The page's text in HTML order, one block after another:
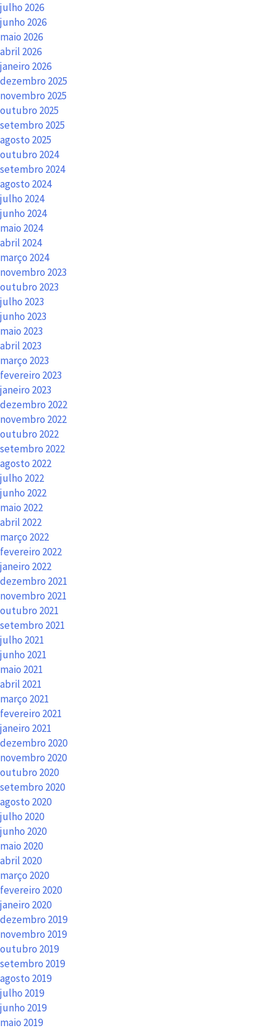
julho 2026
junho 2026
maio 2026
abril 2026
janeiro 2026
dezembro 2025
novembro 2025
outubro 2025
setembro 2025
agosto 2025
outubro 2024
setembro 2024
agosto 2024
julho 2024
junho 2024
maio 2024
abril 2024
março 2024
novembro 2023
outubro 2023
julho 2023
junho 2023
maio 2023
abril 2023
março 2023
fevereiro 2023
janeiro 2023
dezembro 2022
novembro 2022
outubro 2022
setembro 2022
agosto 2022
julho 2022
junho 2022
maio 2022
abril 2022
março 2022
fevereiro 2022
janeiro 2022
dezembro 2021
novembro 2021
outubro 2021
setembro 2021
julho 2021
junho 2021
maio 2021
abril 2021
março 2021
fevereiro 2021
janeiro 2021
dezembro 2020
novembro 2020
outubro 2020
setembro 2020
agosto 2020
julho 2020
junho 2020
maio 2020
abril 2020
março 2020
fevereiro 2020
janeiro 2020
dezembro 2019
novembro 2019
outubro 2019
setembro 2019
agosto 2019
julho 2019
junho 2019
maio 2019